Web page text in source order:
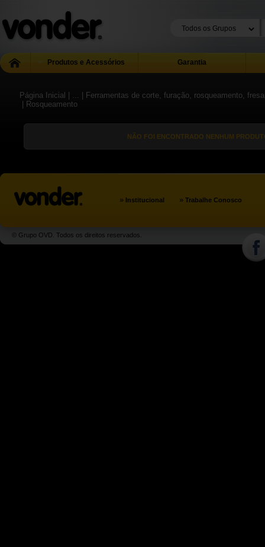
Produtos e Acessórios Garantia
Página Inicial | ...
| Ferramentas de corte, furação, rosqueamento,
| Rosqueamento
NÃO FOI ENCONTRADO NENHUM
» Institucional » Trabalhe Conosco
© Grupo OVD. Todos os direitos reservados.